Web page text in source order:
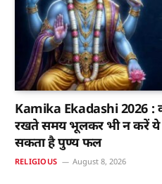
Kamika Ekadashi 2026 :
रखते समय भूलकर भी न करें ये
सकता है पुण्य फल
RELIGIOUS August 8, 2026